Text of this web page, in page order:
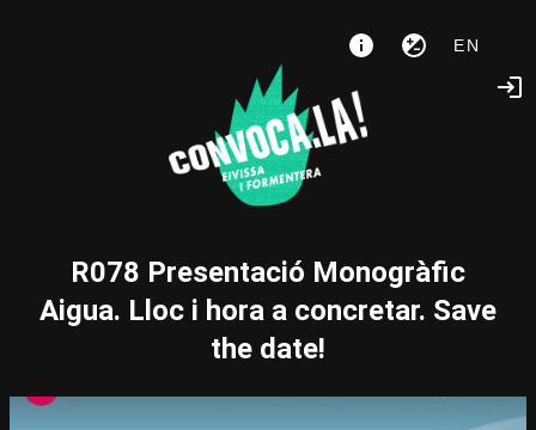
EN
R078 Presentació Monogràfic
Aigua. Lloc i hora a concretar. Save
the date!